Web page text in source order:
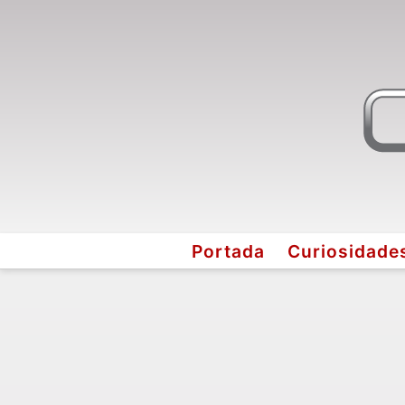
Portada